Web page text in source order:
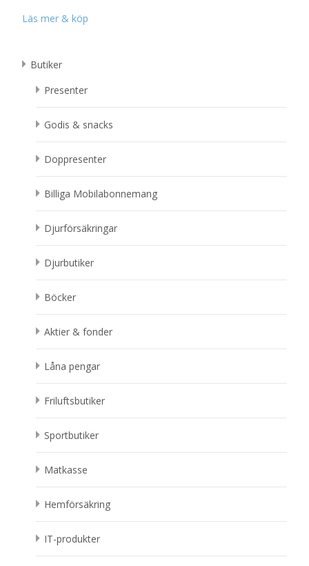
Läs mer & köp
Butiker
Presenter
Godis & snacks
Doppresenter
Billiga Mobilabonnemang
Djurförsäkringar
Djurbutiker
Böcker
Aktier & fonder
Låna pengar
Friluftsbutiker
Sportbutiker
Matkasse
Hemförsäkring
IT-produkter